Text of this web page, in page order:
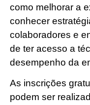
como melhorar a
conhecer
colaboradores e
de ter acesso a
desempenho da
As inscrições
podem ser